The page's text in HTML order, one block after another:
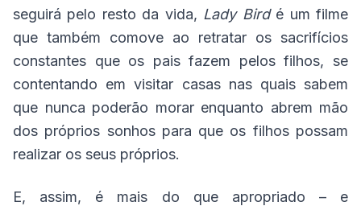
seguirá pelo resto da vida, Lady Birdé um filme
que também comove ao retratar os sacrifícios
constantes que os pais fazem pelos filhos, se
contentando em visitar casas nas quais sabem
que nunca poderão morar enquanto abrem mão
dos próprios sonhos para que os filhos possam
realizar os seus próprios.
E, assim, é mais do que apropriado – e